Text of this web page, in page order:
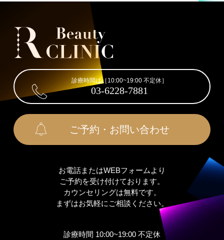
診療時間は［10:00~19:00 不定休］
03-6228-7881
ご予約・お問い合わせ
お電話またはWEBフォームより
ご予約を受け付けております。
カウンセリングは無料です。
まずはお気軽にご相談ください。
診療時間 10:00~19:00 不定休